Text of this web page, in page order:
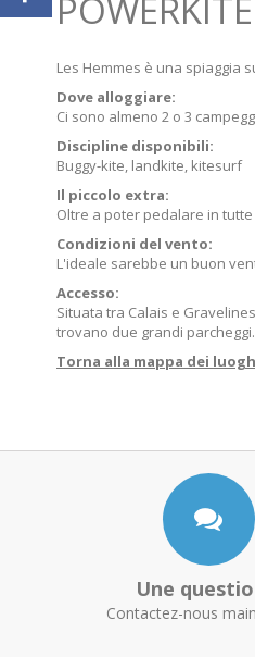
Les Hemmes è una spiaggia
Dove alloggiare:
Ci sono almeno 2 o 3
Discipline disponibili:
Buggy-kite, landkite, kitesurf
Il piccolo extra:
Oltre a poter pedalare in
Condizioni del vento:
L'ideale sarebbe un buon
Accesso:
Situata tra Calais e
trovano due grandi parcheggi.
Torna alla mappa dei
Une
Contactez-nous